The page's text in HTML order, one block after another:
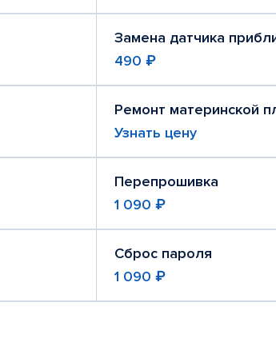
Замена датчика
490 ₽
Ремонт материнской
Узнать цену
Перепрошивка
1 090 ₽
Сброс пароля
1 090 ₽